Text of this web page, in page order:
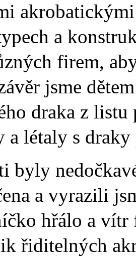
a
firem,
jsme
draka z
a létaly s
byly
a vyrazili
hřálo a
řiditelných